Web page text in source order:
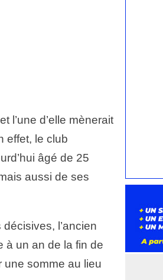
l’une d’elle mènerait
effet, le club
âgé de 25
aussi de ses
l’ancien
à un an de la fin de
une somme au lieu